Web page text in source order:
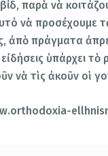
παρὰ νὰ
νὰ προσέχουμε
ἀπὸ πράγματα
ὑπάρχει
νὰ τὶς ἀκοῦν οἱ